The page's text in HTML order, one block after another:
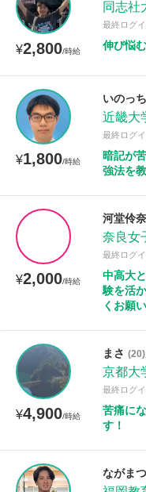
¥2,800/時給
同志社
最終ログ
伸び悩
¥1,800/時給
いのっち
近畿大
最終ログ
暗記が
強法を
¥2,000/時給
河堂伶奈
奈良女
最終ログ
中高大
験を活
くお願
¥4,900/時給
まさ
京都大
最終ログ
苦痛に
す！
ながまつ